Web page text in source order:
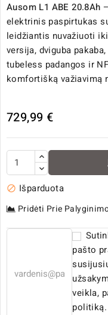
Ausom L1 ABE 20.8Ah
elektrinis paspirtukas
leidžiantis nuvažiuoti
versija, dviguba
tubeless padangos ir
komfortišką važiavimą
729,99 €
 Išparduota
Pridėti Prie
pašto
veikla,
politiką.